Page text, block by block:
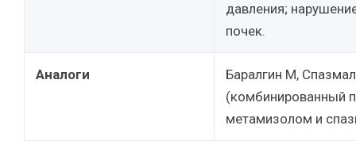
давления;
почек.
Аналоги
Баралгин М,
(комбинированный
метамизолом и